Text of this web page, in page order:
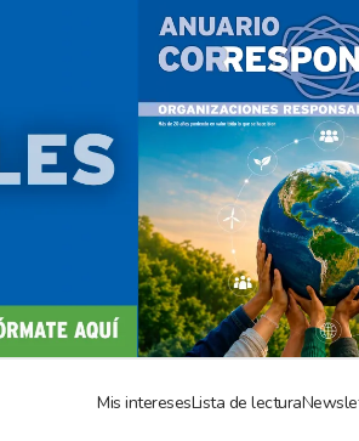
Mis interesesLista de lectura